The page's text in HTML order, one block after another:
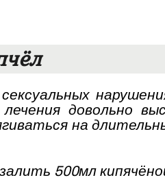
довольно
на
500мл